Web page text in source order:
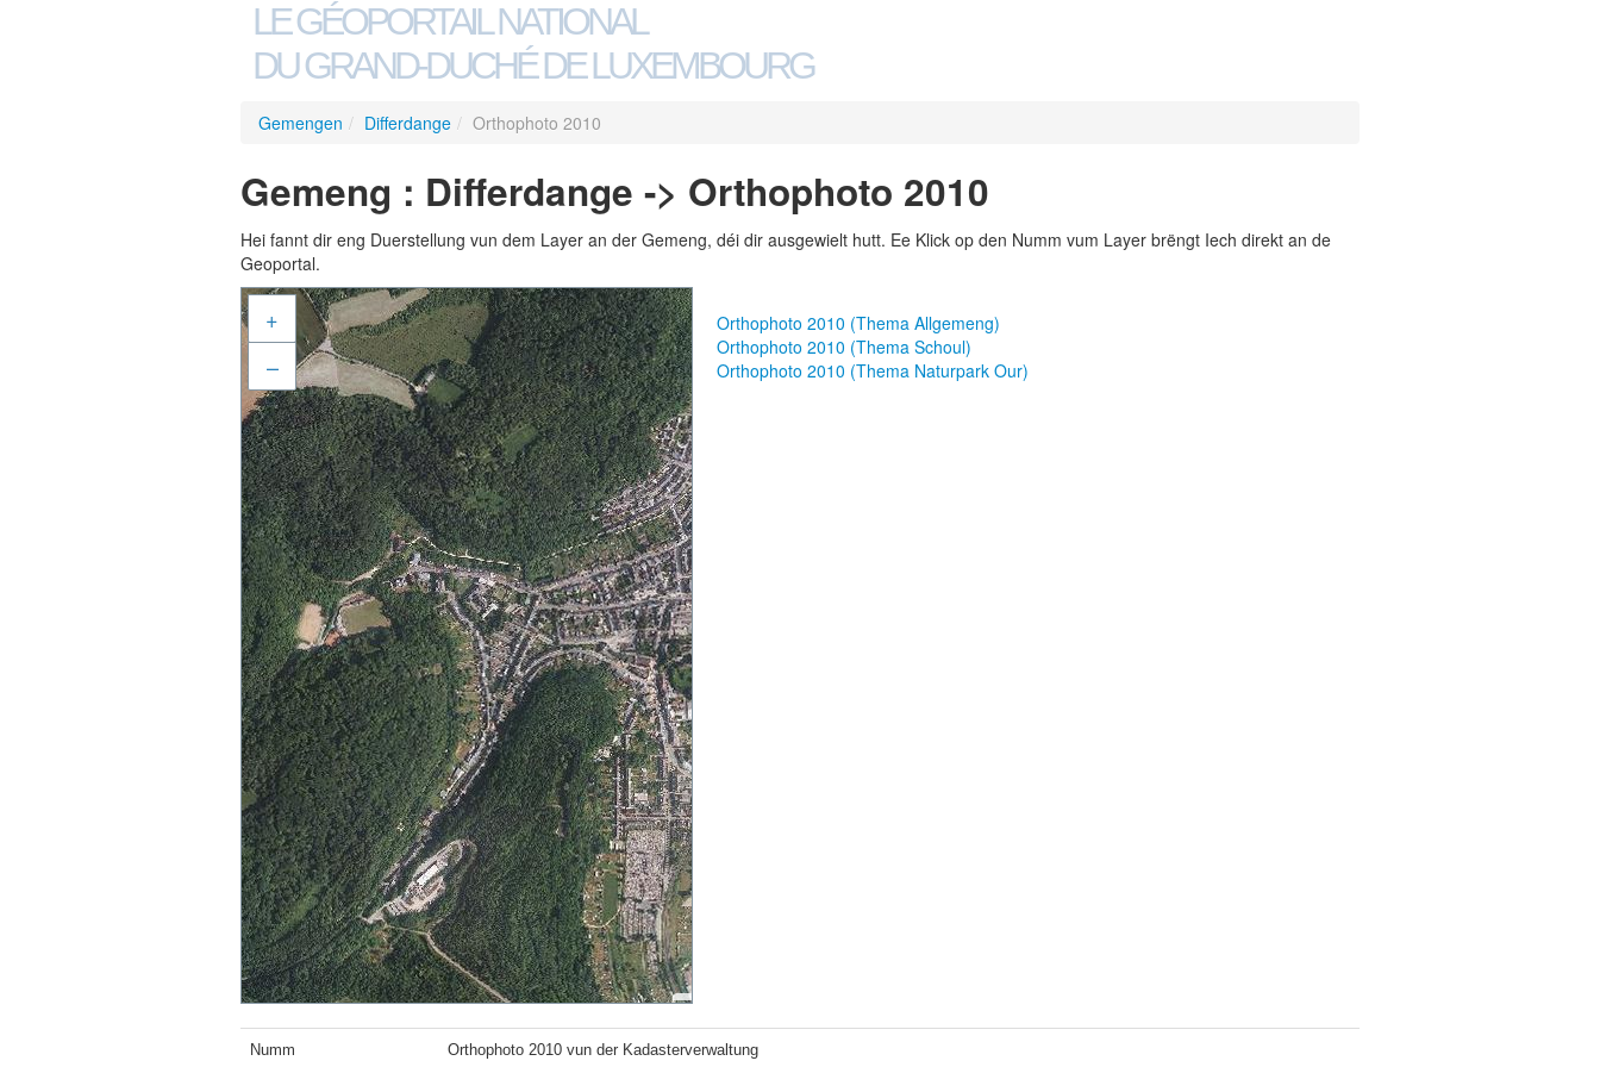
LE GÉOPORTAIL NATIONAL
DU GRAND-DUCHÉ DE LUXEMBOURG
Gemengen / Differdange / Orthophoto 2010
Gemeng : Differdange -> Orthophoto 2010
Hei fannt dir eng Duerstellung vun dem Layer an der Gemeng, déi dir ausgewielt hutt. Ee Klick op den Numm vum Layer brëngt Iech direkt an de
Geoportal.
+
–
Orthophoto 2010 (Thema Allgemeng)
Orthophoto 2010 (Thema Schoul)
Orthophoto 2010 (Thema Naturpark Our)
Numm Orthophoto 2010 vun der Kadasterverwaltung